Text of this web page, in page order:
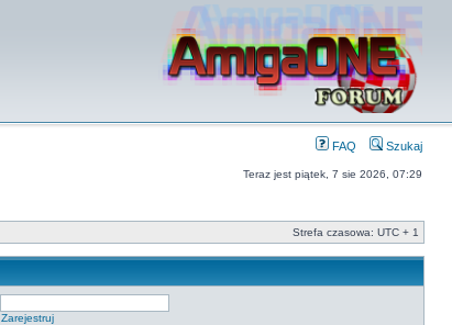
FAQ Szukaj
Teraz jest piątek, 7 sie 2026, 07:29
Strefa czasowa: UTC + 1
Zarejestruj